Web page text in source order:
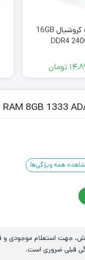
رم دسکتاپ کروشیال 16GB
DDR4
تومان
همه ویژگی‌ها
جهت استعلام موجودی و
قبلی ضروری است.